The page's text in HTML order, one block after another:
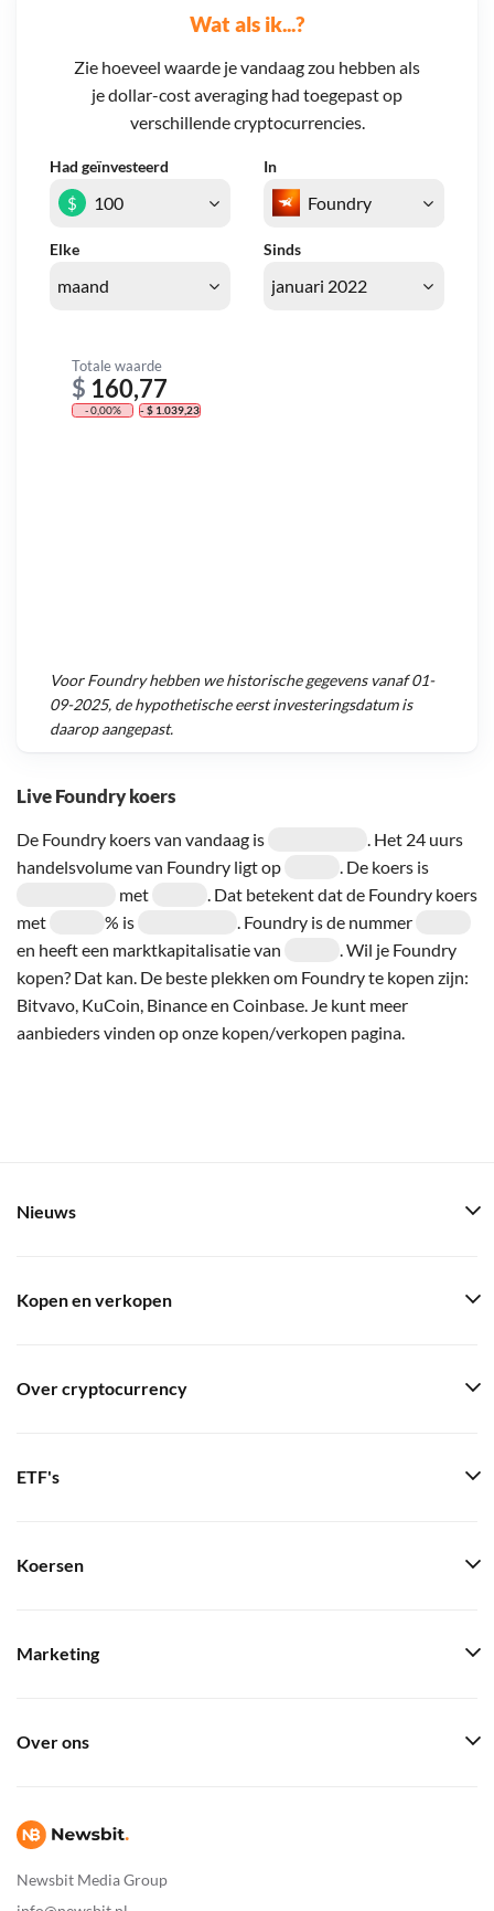
Live Foundry koers
De Foundry koers van vandaag is
. Het 24 uurs
handelsvolume van Foundry ligt op
. De koers is
met
. Dat betekent dat de Foundry koers
met
% is
. Foundry is de nummer
en heeft een marktkapitalisatie van
. Wil je Foundry
kopen? Dat kan. De beste plekken om Foundry te kopen zijn:
Bitvavo, KuCoin, Binance en Coinbase. Je kunt meer
aanbieders vinden op onze kopen/verkopen pagina.
Wat als ik...?
Zie hoeveel waarde je vandaag zou hebben als
je dollar-cost averaging had toegepast op
verschillende cryptocurrencies.
Had geïnvesteerd In
Elke Sinds
$
Totale waarde
$ 160,77
- 0,00% - $ 1.039,23
VoorFoundryhebben we historische gegevens vanaf01-
09-2025, de hypothetische eerst investeringsdatum is
daarop aangepast.
Newsbit Media Group
Nieuws
Kopen en verkopen
Over cryptocurrency
ETF's
Koersen
Marketing
Over ons